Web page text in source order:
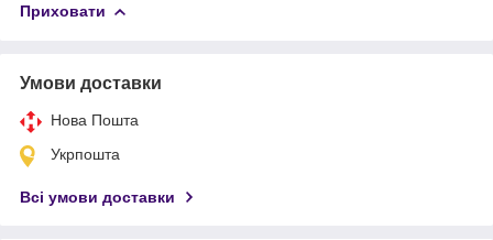
Приховати
Умови доставки
Нова Пошта
Укрпошта
Всі умови доставки